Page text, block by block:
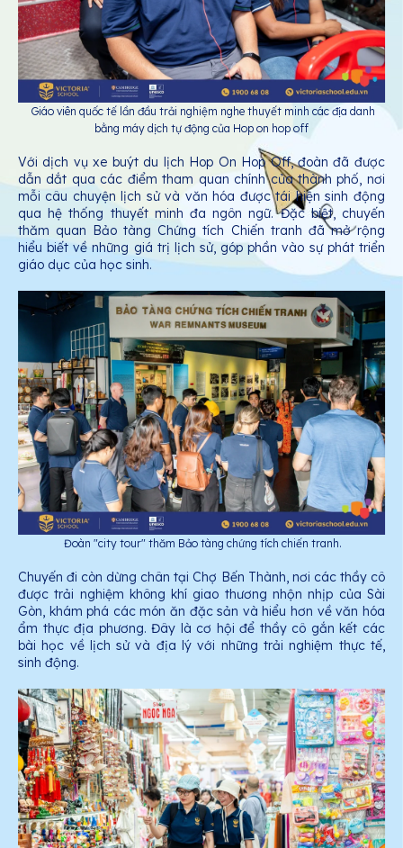
Giáo viên quốc tế lần đầu trải nghiệm nghe thuyết minh các địa danh
bằng máy dịch tự động của Hop on hop off
Với dịch vụ xe buýt du lịch Hop On Hop Off, đoàn đã được
dẫn dắt qua các điểm tham quan chính của thành phố, nơi
mỗi câu chuyện lịch sử và văn hóa được tái hiện sinh động
qua hệ thống thuyết minh đa ngôn ngữ. Đặc biệt, chuyến
thăm quan Bảo tàng Chứng tích Chiến tranh đã mở rộng
hiểu biết về những giá trị lịch sử, góp phần vào sự phát triển
giáo dục của học sinh.
Đoàn "city tour" thăm Bảo tàng chứng tích chiến tranh.
Chuyến đi còn dừng chân tại Chợ Bến Thành, nơi các thầy cô
được trải nghiệm không khí giao thương nhộn nhịp của Sài
Gòn, khám phá các món ăn đặc sản và hiểu hơn về văn hóa
ẩm thực địa phương. Đây là cơ hội để thầy cô gắn kết các
bài học về lịch sử và địa lý với những trải nghiệm thực tế,
sinh động.